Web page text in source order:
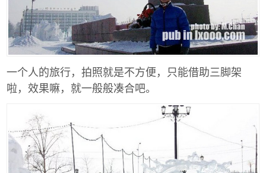
一个人的旅行，拍照就是不方便，只能借助三脚架
啦，效果嘛，就一般般凑合吧。